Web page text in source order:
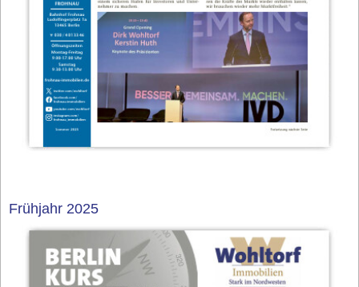
Frühjahr 2025